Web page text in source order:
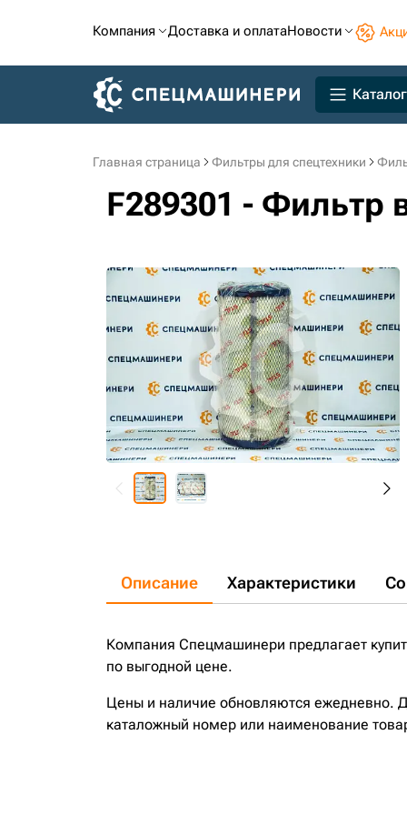
Компания Доставка и оплатаНовости
Каталог
Главная страница Фильтры для спецтехники
F289301 - Фильтр
Описание Характеристики
Компания Спецмашинери предлагает
по выгодной цене.
Цены и наличие обновляются ежедневно.
каталожный номер или наименование